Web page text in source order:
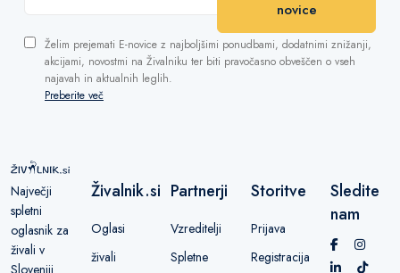
novice
Želim prejemati E-novice z najboljšimi ponudbami, dodatnimi znižanji,
akcijami, novostmi na Živalniku ter biti pravočasno obveščen o vseh
najavah in aktualnih leglih.
Preberite več
Največji
spletni
oglasnik za
živali v
Živalnik.si
Oglasi
živali
Partnerji
Vzreditelji
Spletne
Storitve
Prijava
Registracija
Sledite
nam